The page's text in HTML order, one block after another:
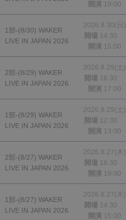
開演 19:00
1部-(8/30) WAKER
LIVE IN JAPAN 2026
2026.8.30(日)
開場 14:30
開演 15:00
2部-(8/29) WAKER
LIVE IN JAPAN 2026
2026.8.29(土)
開場 16:30
開演 17:00
1部-(8/29) WAKER
LIVE IN JAPAN 2026
2026.8.29(土)
開場 12:30
開演 13:00
2部-(8/27) WAKER
LIVE IN JAPAN 2026
2026.8.27(木)
開場 18:30
開演 19:00
1部-(8/27) WAKER
LIVE IN JAPAN 2026
2026.8.27(木)
開場 14:30
開演 15:00